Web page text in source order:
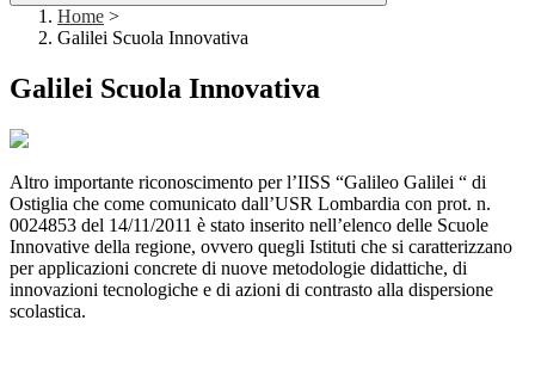
Home >
Galilei Scuola Innovativa
Galilei Scuola Innovativa
Altro importante riconoscimento per l’IISS “Galileo Galilei “ di
Ostiglia che come comunicato dall’USR Lombardia con prot. n.
0024853 del 14/11/2011 è stato inserito nell’elenco delle Scuole
Innovative della regione, ovvero quegli Istituti che si caratterizzano
per applicazioni concrete di nuove metodologie didattiche, di
innovazioni tecnologiche e di azioni di contrasto alla dispersione
scolastica.